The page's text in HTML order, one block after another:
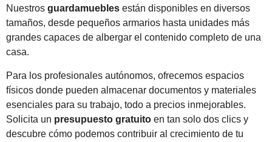
Nuestros guardamuebles están disponibles en diversos
tamaños, desde pequeños armarios hasta unidades más
grandes capaces de albergar el contenido completo de una
casa.
Para los profesionales autónomos, ofrecemos espacios
físicos donde pueden almacenar documentos y materiales
esenciales para su trabajo, todo a precios inmejorables.
Solicita un presupuesto gratuito en tan solo dos clics y
descubre cómo podemos contribuir al crecimiento de tu